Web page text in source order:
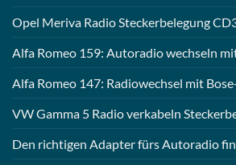
Opel Meriva Radio Steckerbelegung
Alfa Romeo 159: Autoradio wechseln
Alfa Romeo 147: Radiowechsel mit
VW Gamma 5 Radio verkabeln
Den richtigen Adapter fürs Autoradio